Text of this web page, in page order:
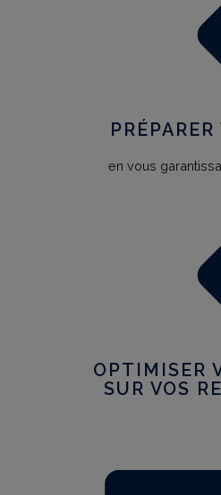
en vous
OPTIMISER
SUR VOS